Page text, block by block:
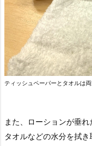
ティッシュペーパーとタオルは
また、ローションが垂
タオルなどの水分を拭